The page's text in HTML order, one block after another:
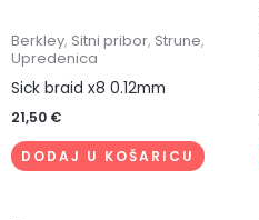
Berkley, Sitni pribor, Strune,
Upredenica
Sick braid x8 0.12mm
21,50 €
DODAJ U KOŠARICU